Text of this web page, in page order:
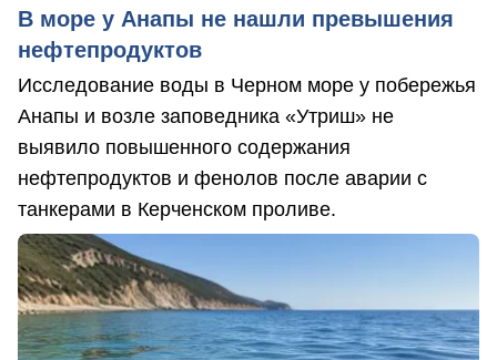
В море у Анапы не нашли превышения
нефтепродуктов
Исследование воды в Черном море у побережья
Анапы и возле заповедника «Утриш» не
выявило повышенного содержания
нефтепродуктов и фенолов после аварии с
танкерами в Керченском проливе.